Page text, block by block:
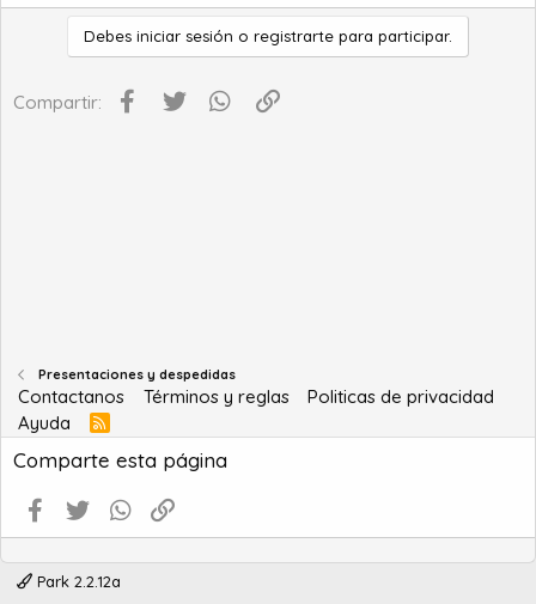
Debes iniciar sesión o registrarte para participar.
Compartir: Facebook
Twitter WhatsApp
Presentaciones y despedidas
Contactanos Términos y reglas
Politicas de privacidad
Ayuda
R
S
S
Comparte esta página
Facebook
Twitter WhatsApp
Park 2.2.12a